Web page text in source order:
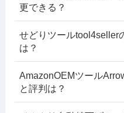
更できる？
せどりツールtool4seller
は？
AmazonOEMツール
と評判は？